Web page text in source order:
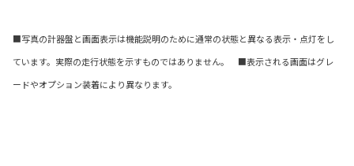
■写真の計器盤と画面表示は機能説明のために通常の状態と異なる表示・点灯をし
ています。実際の走行状態を示すものではありません。 ■表示される画面はグレ
ードやオプション装着により異なります。